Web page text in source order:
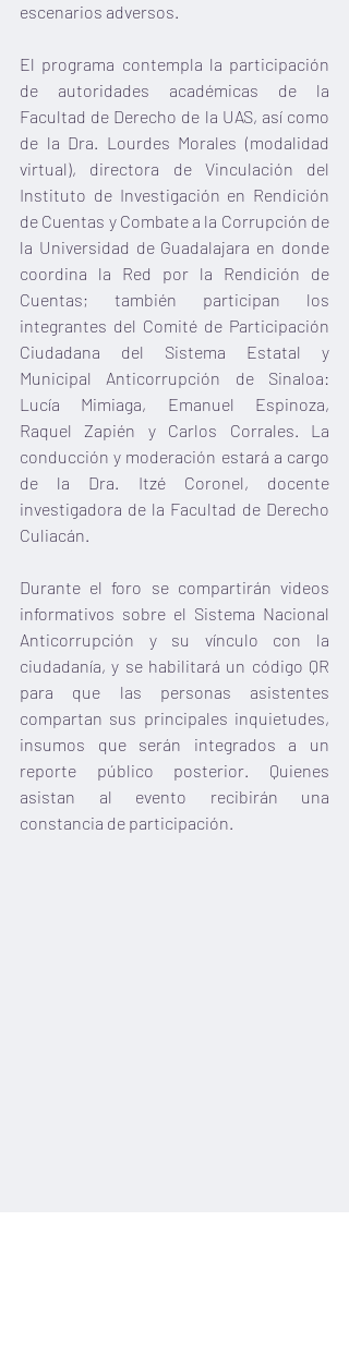
escenarios adversos.
El programa contempla la participación
de autoridades académicas de la
Facultad de Derecho de la UAS, así como
de la Dra. Lourdes Morales (modalidad
virtual), directora de Vinculación del
Instituto de Investigación en Rendición
de Cuentas y Combate a la Corrupción de
la Universidad de Guadalajara en donde
coordina la Red por la Rendición de
Cuentas; también participan los
integrantes del Comité de Participación
Ciudadana del Sistema Estatal y
Municipal Anticorrupción de Sinaloa:
Lucía Mimiaga, Emanuel Espinoza,
Raquel Zapién y Carlos Corrales. La
conducción y moderación estará a cargo
de la Dra. Itzé Coronel, docente
investigadora de la Facultad de Derecho
Culiacán.
Durante el foro se compartirán videos
informativos sobre el Sistema Nacional
Anticorrupción y su vínculo con la
ciudadanía, y se habilitará un código QR
para que las personas asistentes
compartan sus principales inquietudes,
insumos que serán integrados a un
reporte público posterior. Quienes
asistan al evento recibirán una
constancia de participación.